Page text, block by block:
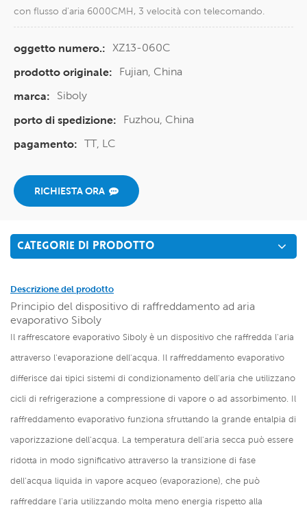
con flusso d'aria 6000CMH, 3 velocità con telecomando.
oggetto numero.: XZ13-060C
prodotto originale:
Fujian, China
marca:
Siboly
porto di spedizione:
Fuzhou, China
pagamento: TT, LC
RICHIESTA ORA
CATEGORIE DI PRODOTTO
Descrizione del prodotto
Principio del dispositivo di raffreddamento ad aria
evaporativo Siboly
Il raffrescatore evaporativo Siboly è un dispositivo che raffredda l'aria
attraverso l'evaporazione dell'acqua. Il raffreddamento evaporativo
differisce dai tipici sistemi di condizionamento dell'aria che utilizzano
cicli di refrigerazione a compressione di vapore o ad assorbimento. Il
raffreddamento evaporativo funziona sfruttando la grande entalpia di
vaporizzazione dell'acqua. La temperatura dell'aria secca può essere
ridotta in modo significativo attraverso la transizione di fase
dell'acqua liquida in vapore acqueo (evaporazione), che può
raffreddare l'aria utilizzando molta meno energia rispetto alla